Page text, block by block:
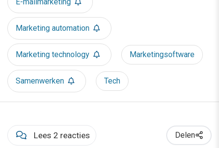
Marketing automation
Marketing technology Marketingsoftware
Samenwerken Tech
Lees 2 reacties Delen